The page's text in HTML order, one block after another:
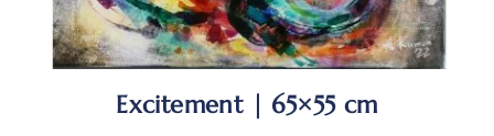
Excitement | 65×55 cm